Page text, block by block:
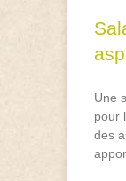
Une
pour
des